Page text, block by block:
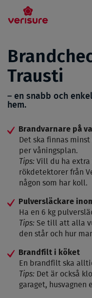
Trausti
– en snabb och
hem.
Brandvarnare på
Det ska finnas
per våningsplan.
Tips: Vill du ha extra
rökdetektorer från
någon som har koll.
Pulversläckare
Ha en 6 kg
Tips: Se till att alla
den står och hur
Brandfilt i köket
En brandfilt ska
Tips: Det är också
garaget, husvagnen